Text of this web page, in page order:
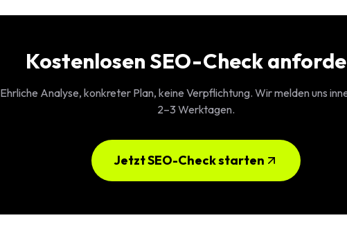
Kostenlosen SEO-Check
Ehrliche Analyse, konkreter Plan, keine Verpflichtung. Wir melden uns
2–3 Werktagen.
Jetzt SEO-Check starten